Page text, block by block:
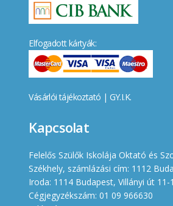
Elfogadott kártyák:
Vásárlói tájékoztató | GY.I.K.
Kapcsolat
Felelős Szülők Iskolája Oktató és
Székhely, számlázási cím: 1112
Iroda: 1114 Budapest, Villányi út 11-
Cégjegyzékszám: 01 09 966630